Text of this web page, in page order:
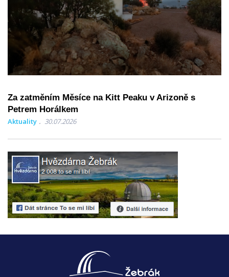
Za zatměním Měsíce na Kitt Peaku v Arizoně s
Petrem Horálkem
Aktuality 30.07.2026